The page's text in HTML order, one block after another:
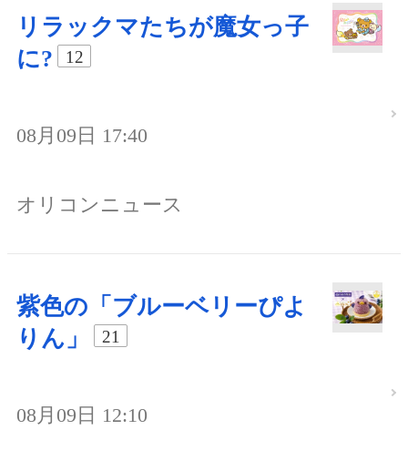
リラックマたちが魔女っ子
に?
12
08月09日 17:40
オリコンニュース
紫色の「ブルーベリーぴよ
りん」
21
08月09日 12:10